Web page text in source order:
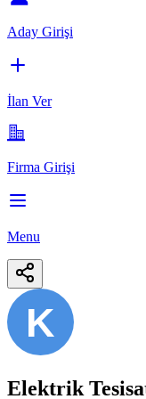
Aday Girişi
İlan Ver
Firma Girişi
Menu
K
Elektrik